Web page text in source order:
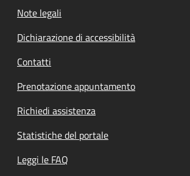
Note legali
Dichiarazione di accessibilità
Contatti
Prenotazione appuntamento
Richiedi assistenza
Statistiche del portale
Leggi le FAQ